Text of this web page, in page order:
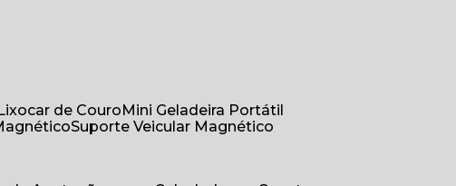
Lixocar de Couro
Mini Geladeira Portátil
Suporte Veicular Magnético